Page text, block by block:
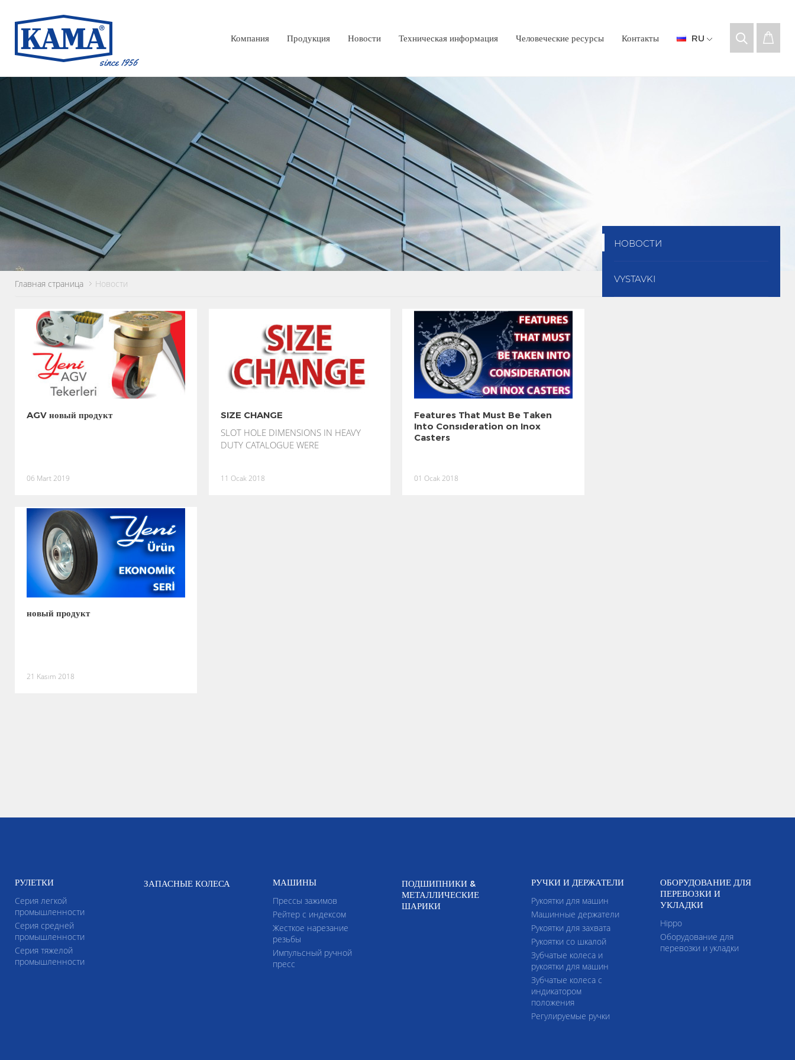
Компания Продукция Новости Техническая информация Человеческие ресурсы Контакты RU
Главная страница Новости
AGV новый продукт
06 Mart 2019
SIZE CHANGE
SLOT HOLE DIMENSIONS IN HEAVY
DUTY CATALOGUE WERE
11 Ocak 2018
Features That Must Be Taken
Into Consıderation on Inox
Casters
01 Ocak 2018
новый продукт
21 Kasım 2018
НОВОСТИ
VYSTAVKI
РУЛЕТКИ
Серия легкой
промышленности
Серия средней
промышленности
Серия тяжелой
промышленности
ЗАПАСНЫЕ КОЛЕСА МАШИНЫ
Прессы зажимов
Рейтер с индексом
Жесткое нарезание
резьбы
Импульсный ручной
пресс
ПОДШИПНИКИ &
МЕТАЛЛИЧЕСКИЕ
ШАРИКИ
РУЧКИ И ДЕРЖАТЕЛИ
Рукоятки для машин
Машинные держатели
Рукоятки для захвата
Рукоятки со шкалой
Зубчатые колеса и
рукоятки для машин
Зубчатые колеса с
индикатором
положения
Регулируемые ручки
ОБОРУДОВАНИЕ ДЛЯ
ПЕРЕВОЗКИ И
УКЛАДКИ
Hippo
Оборудование для
перевозки и укладки